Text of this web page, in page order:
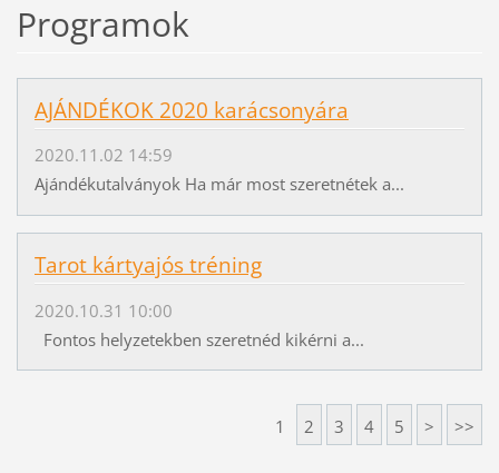
Programok
AJÁNDÉKOK 2020 karácsonyára
2020.11.02 14:59
Ajándékutalványok Ha már most szeretnétek a...
Tarot kártyajós tréning
2020.10.31 10:00
Fontos helyzetekben szeretnéd kikérni a...
1 2 3 4 5 > >>